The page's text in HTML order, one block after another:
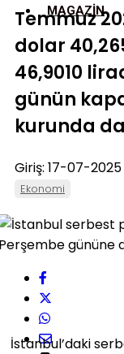
MAGAZIN
Temmuz
dolar
46,9010
günün
kurunda
Giriş: 17-07-2025
Ekonomi
İstanbul’daki